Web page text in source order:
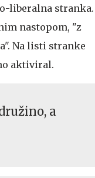
liberalna stranka.
nastopom, "z
Na listi stranke
aktiviral.
a